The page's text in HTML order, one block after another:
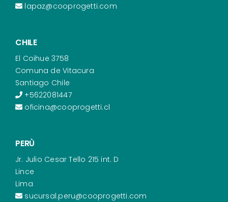
lapaz@cooprogetti.com
CHILE
El Coihue 3758
Comuna de Vitacura
Santiago Chile
+5622081447
oficina@cooprogetti.cl
PERÙ
Jr. Julio Cesar Tello 215 int. D
Lince
Lima
sucursal.peru@cooprogetti.com